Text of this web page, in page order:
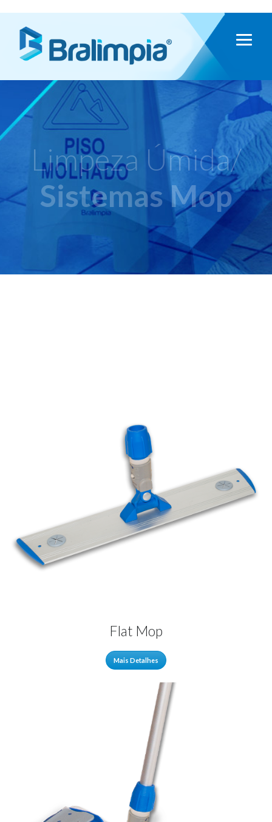
Limpeza Úmida/
Sistemas Mop
Flat Mop
Mais Detalhes